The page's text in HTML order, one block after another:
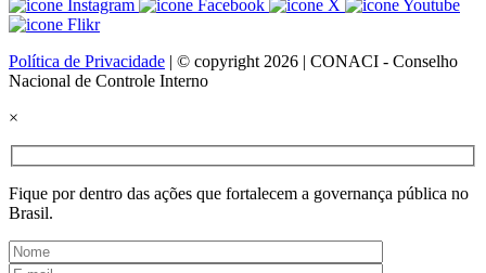
Política de Privacidade | © copyright 2026 | CONACI - Conselho
Nacional de Controle Interno
×
Fique por dentro das ações que fortalecem a governança pública no
Brasil.